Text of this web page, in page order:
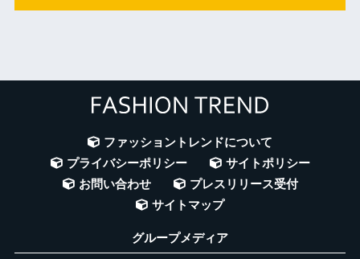
ファッショントレンドについて
プライバシーポリシー
サイトポリシー
お問い合わせ
プレスリリース受付
サイトマップ
グループメディア